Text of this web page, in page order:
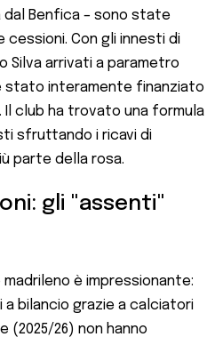
dal Benfica – sono state
Con gli innesti di
Silva arrivati a parametro
stato interamente finanziato
. Il club ha trovato una formula
sfruttando i ricavi di
parte della rosa.
gli "assenti"
è impressionante:
a bilancio grazie a calciatori
(2025/26) non hanno